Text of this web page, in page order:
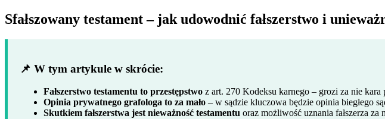
Sfałszowany testament – jak udowodnić fałszerstwo i
📌 W tym artykule w skrócie:
Fałszerstwo testamentu to przestępstwo z art. 270 Kodeksu karnego – grozi za nie
Opinia prywatnego grafologa to za mało – w sądzie kluczowa będzie opinia biegłego
Skutkiem fałszerstwa jest nieważność testamentu oraz możliwość uznania fałszerza